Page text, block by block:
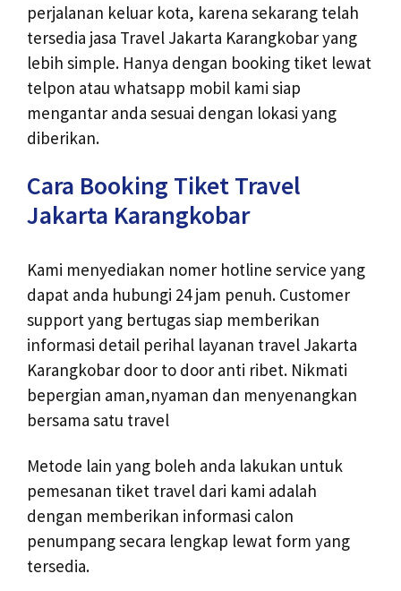
perjalanan keluar kota, karena sekarang telah
tersedia jasa Travel Jakarta Karangkobar yang
lebih simple. Hanya dengan booking tiket lewat
telpon atau whatsapp mobil kami siap
mengantar anda sesuai dengan lokasi yang
diberikan.
Cara Booking Tiket Travel
Jakarta Karangkobar
Kami menyediakan nomer hotline service yang
dapat anda hubungi 24 jam penuh. Customer
support yang bertugas siap memberikan
informasi detail perihal layanan travel Jakarta
Karangkobar door to door anti ribet. Nikmati
bepergian aman,nyaman dan menyenangkan
bersama satu travel
Metode lain yang boleh anda lakukan untuk
pemesanan tiket travel dari kami adalah
dengan memberikan informasi calon
penumpang secara lengkap lewat form yang
tersedia.